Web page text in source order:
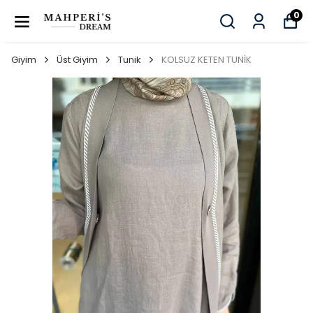
0
Giyim Üst Giyim Tunik KOLSUZ KETEN TUNİK